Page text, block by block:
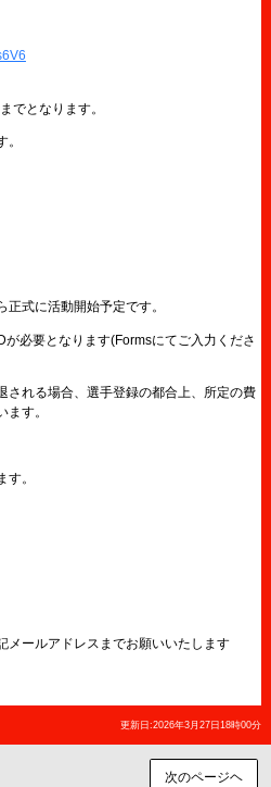
でとなります。
正式に活動開始予定です。
が必要となります(Formsにてご入力くださ
される場合、選手登録の都合上、所定の費
す。
。
メールアドレスまでお願いいたします
更新日:2026年3月27日18時00分
次のページヘ